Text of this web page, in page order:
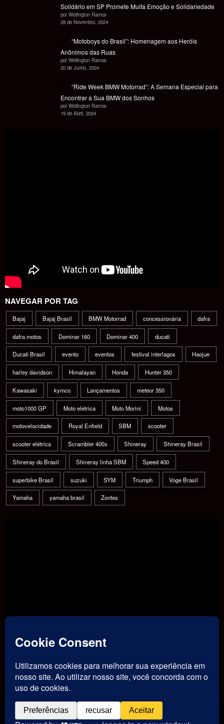
Solidário em SP Promete Muita Emoção e Solidariedade
por Wellington Ramos
28 de Novembro, 2024
“Motoboys do Brasil”: Homenagem aos Heróis
Anônimos das Ruas
por Wellington Ramos
20 de Junho, 2024
“Ride Week BMW Motorrad”: A Semana Especial para
Encontrar a Sua BMW dos Sonhos
por Wellington Ramos
19 de Abril, 2024
NAVEGAR POR TAG
Bajaj Bajaj Brasil BMW Motorrad concessionária dafra
dafra motos Dominar 160 Dominar 400 ducati
Ducati Brasil evento eventos festival interlagos Haojue
harley davidson Himalayan Honda Hunter 350
Kawasaki kymco Lançamentos meteor 350
moto1000 GP Moto elétrica Moto Morini Motos
motovelocidade Royal Enfield SBM scooter
scooter elétrica Scrambler 400x Shineray Shineray Brasil
Shineray do Brasil Shineray linha SBM Speed 400
superbike Brasil suzuki SYM Triumph Voge Brasil
Yamaha yamaha brasil Zontes
TikTok Threads Instagram Youtube Facebook